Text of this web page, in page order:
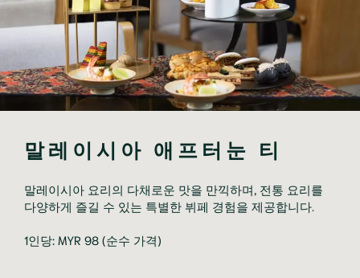
말레이시아 애프터눈 티
말레이시아 요리의 다채로운 맛을 만끽하며, 전통 요리를
다양하게 즐길 수 있는 특별한 뷔페 경험을 제공합니다.
1인당: MYR 98 (순수 가격)